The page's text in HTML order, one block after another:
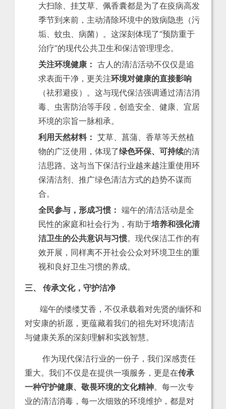
大扫除、挂艾草、佩香囊都是为了在疫病高发
季节到来前，主动清除环境中的致病隐患（污
垢、蚊虫、病菌）。这深刻体现了“预防重于
治疗”的现代公共卫生和保洁管理理念。
关注环境健康： 古人的清洁活动不仅仅是追
求表面干净，更关注环境对健康的直接影响
（祛邪避疫）。这与现代保洁强调通过清洁消
毒、虫害防治等手段，创造安全、健康、宜居
环境的宗旨一脉相承。
利用天然材料： 艾草、菖蒲、香草等天然植
物的广泛使用，体现了绿色环保、可持续的清
洁思路。这与当下保洁行业越来越注重使用环
保清洁剂、推广绿色清洁方式的趋势不谋而
合。
全民参与，形成习惯： 端午的清洁活动是全
民性的家庭和社会行为，有助于培养和强化清
洁卫生的公共意识与习惯。现代保洁工作的有
效开展，同样离不开社会公众对环境卫生的重
视和良好卫生习惯的养成。
三、 传承文化，守护洁净
端午的缕缕艾香，不仅承载着对先贤的缅怀和
对安康的祈愿，更蕴藏着我们的祖先对环境清洁
与健康关系的深刻理解和实践智慧。
作为现代保洁行业的一份子，我们深感责任
重大。我们不仅是在提供一项服务，更是在传承
一种守护健康、敬畏环境的文化精神。每一次专
业的清洁消毒，每一次细致的环境维护，都是对